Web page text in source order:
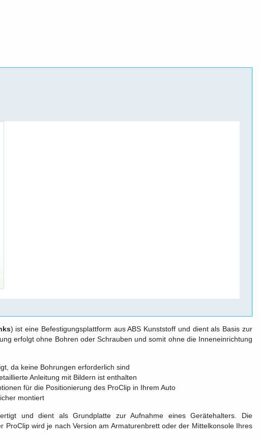
) ist eine Befestigungsplattform aus ABS Kunststoff und dient als Basis zur
erfolgt ohne Bohren oder Schrauben und somit ohne die Inneneinrichtung
da keine Bohrungen erforderlich sind
Anleitung mit Bildern ist enthalten
für die Positionierung des ProClip in Ihrem Auto
montiert
und dient als Grundplatte zur Aufnahme eines Gerätehalters. Die
wird je nach Version am Armaturenbrett oder der Mittelkonsole Ihres